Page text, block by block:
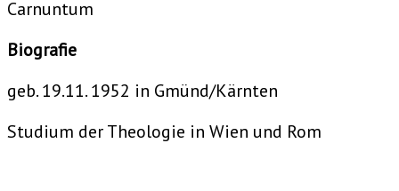
Carnuntum
Biografie
geb. 19.11. 1952 in Gmünd/Kärnten
Studium der Theologie in Wien und Rom